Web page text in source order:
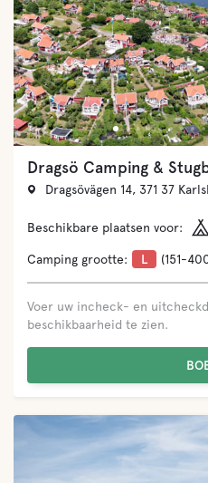
‹
Dragsö Camping &
Dragsövägen 14, 371 37
Beschikbare plaatsen voor:
Camping grootte: L (151-
Voer uw incheck- en
beschikbaarheid te zien.